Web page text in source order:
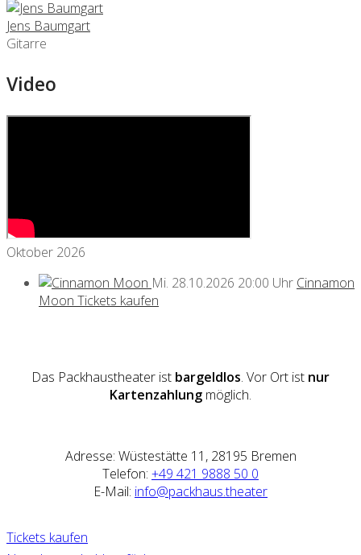
Jens Baumgart
Gitarre
Video
Oktober 2026
Mi. 28.10.2026 20:00 Uhr Cinnamon
Moon Tickets kaufen
Das Packhaustheater ist bargeldlos. Vor Ort ist nur
Kartenzahlung möglich.
Adresse: Wüstestätte 11, 28195 Bremen
Telefon: +49 421 9888 50 0
E-Mail: info@packhaus.theater
Tickets kaufen